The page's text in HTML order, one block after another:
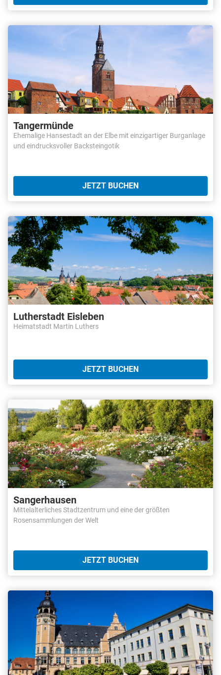
Tangermünde
Ehemalige Hansestadt an der Elbe mit einzigartiger Burganlage
und eindrucksvoller Backsteingotik
JETZT BUCHEN
Lutherstadt Eisleben
Heimatstadt Martin Luthers
JETZT BUCHEN
Sangerhausen
Mittelalterliches Stadtzentrum und eine der größten
Rosensammlungen der Welt
JETZT BUCHEN